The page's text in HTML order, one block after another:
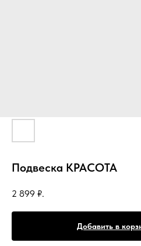
Подвеска КРАСОТА
2 899 ₽.
Добавить в